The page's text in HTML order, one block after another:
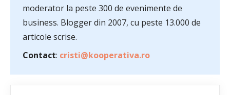
moderator la peste 300 de evenimente de
business. Blogger din 2007, cu peste 13.000 de
articole scrise.
Contact: cristi@kooperativa.ro